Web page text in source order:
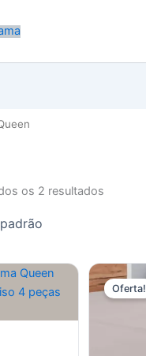
os 2 resultados
Oferta!